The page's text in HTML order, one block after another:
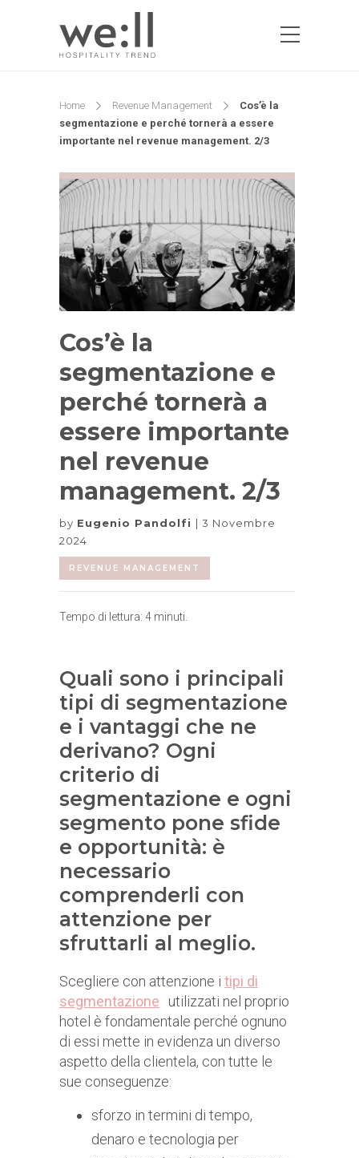
Home Revenue Management
Cos’è la
segmentazione e perché tornerà a essere
importante nel revenue management. 2/3
Cos’è la
segmentazione e
perché tornerà a
essere importante
nel revenue
management. 2/3
by Eugenio Pandolfi
3 Novembre
2024
REVENUE MANAGEMENT
Tempo di lettura: 4 minuti.
Quali sono i principali
tipi di segmentazione
e i vantaggi che ne
derivano? Ogni
criterio di
segmentazione e ogni
segmento pone sfide
e opportunità: è
necessario
comprenderli con
attenzione per
sfruttarli al meglio.
Scegliere con attenzione i tipi di
segmentazione
utilizzati nel proprio
hotel è fondamentale perché ognuno
di essi mette in evidenza un diverso
aspetto della clientela, con tutte le
sue conseguenze:
sforzo in termini di tempo,
denaro e tecnologia per